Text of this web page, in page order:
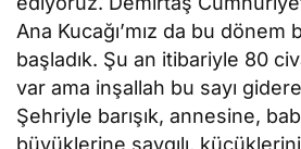
Ana Kucağı’mız da bu dönem
başladık. Şu an itibariyle 80
var ama inşallah bu sayı
Şehriyle barışık, annesine,
büyüklerine saygılı,